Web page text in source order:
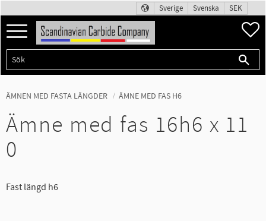
Meny
Sverige Svenska SEK
ÄMNEN MED FASTA LÄNGDER ÄMNE MED FAS H6
Ämne med fas 16h6 x 11
0
Fast längd h6